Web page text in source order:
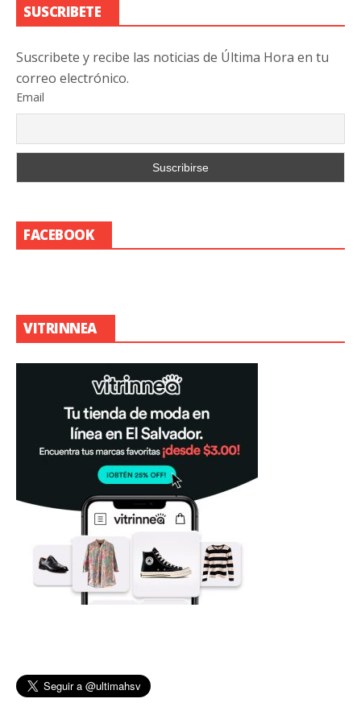
SUSCRIBETE
Suscribete y recibe las noticias de Última Hora en tu
correo electrónico.
Email
FACEBOOK
VITRINNEA